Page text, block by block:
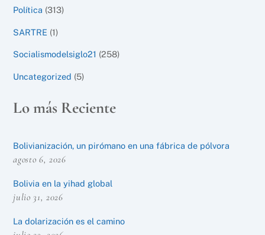
Política (313)
SARTRE (1)
Socialismodelsiglo21 (258)
Uncategorized (5)
Lo más Reciente
Bolivianización, un pirómano en una fábrica de pólvora
agosto 6, 2026
Bolivia en la yihad global
julio 31, 2026
La dolarización es el camino